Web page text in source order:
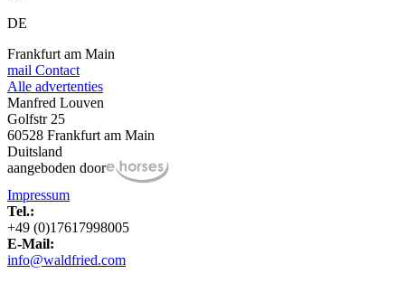
DE
Frankfurt am Main
mail Contact
Alle advertenties
Manfred Louven
Golfstr 25
60528 Frankfurt am Main
Duitsland
aangeboden door
Impressum
Tel.:
+49 (0)17617998005
E-Mail:
info@waldfried.com